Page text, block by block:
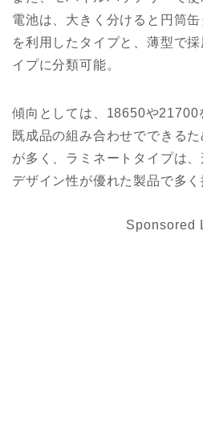
電池は、大きく分けると円筒
を利用したタイプと、薄型で
イプに分類可能。
傾向としては、18650や21700
既成品の組み合わせでできる
が多く、ラミネートタイプは
デザイン性が優れた製品で多く
Sponsored